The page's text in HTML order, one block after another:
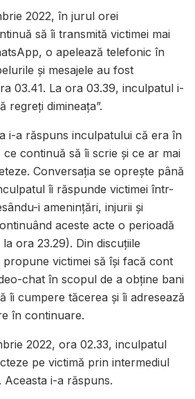
2022, în jurul orei
să îi transmită victimei mai
o apelează telefonic în
și mesajele au fost
03.41. La ora 03.39, inculpatul i-
regreți dimineața”.
i-a răspuns inculpatului că era în
continuă să îi scrie și ce ar mai
Conversația se oprește până
îi răspunde victimei într-
i amenințări, injurii și
aceste acte o perioadă
ora 23.29). Din discuțiile
victimei să își facă cont
chat în scopul de a obține bani
îi cumpere tăcerea și îi adresează
în continuare.
2022, ora 02.33, inculpatul
pe victimă prin intermediul
Aceasta i-a răspuns.